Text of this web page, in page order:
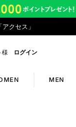
クセス」
様 ログイン
MEN